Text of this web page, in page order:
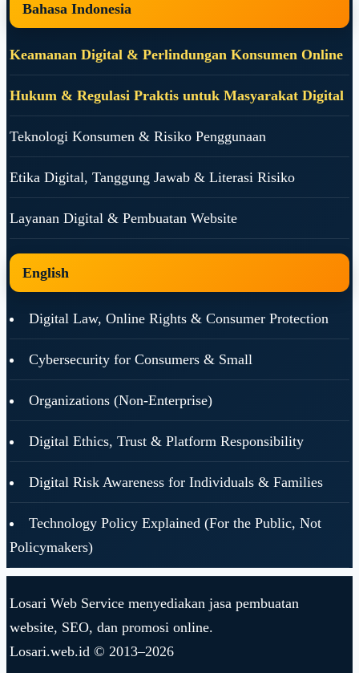
Bahasa Indonesia
Keamanan Digital & Perlindungan Konsumen Online
Hukum & Regulasi Praktis untuk Masyarakat Digital
Teknologi Konsumen & Risiko Penggunaan
Etika Digital, Tanggung Jawab & Literasi Risiko
Layanan Digital & Pembuatan Website
English
Digital Law, Online Rights & Consumer Protection
Cybersecurity for Consumers & Small
Organizations (Non-Enterprise)
Digital Ethics, Trust & Platform Responsibility
Digital Risk Awareness for Individuals & Families
Technology Policy Explained (For the Public, Not
Policymakers)
Losari Web Service menyediakan jasa pembuatan
website, SEO, dan promosi online.
Losari.web.id © 2013–2026